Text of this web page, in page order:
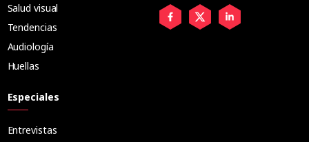
Salud visual
Tendencias
Audiología
Huellas
Especiales
Entrevistas